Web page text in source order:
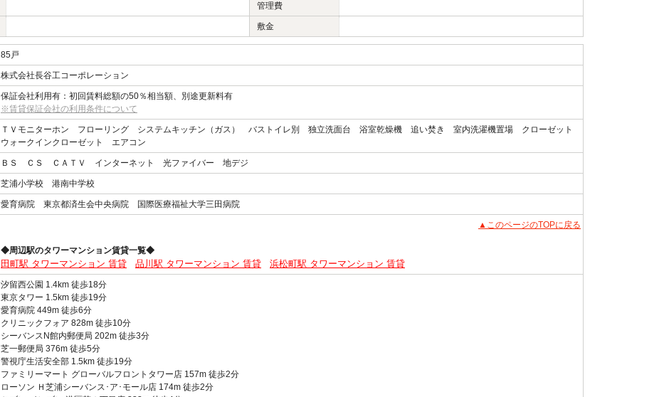
管理費
敷金
85戸
株式会社長谷工コーポレーション
保証会社利用有：初回賃料総額の50％相当額、別途更新料有
※賃貸保証会社の利用条件について
ＴＶモニターホン フローリング システムキッチン（ガス） バストイレ別 独立洗面台 浴室乾燥機 追い焚き 室内洗濯機置場 クローゼット
ウォークインクローゼット エアコン
ＢＳ ＣＳ ＣＡＴＶ インターネット 光ファイバー 地デジ
芝浦小学校 港南中学校
愛育病院 東京都済生会中央病院 国際医療福祉大学三田病院
▲このページのTOPに戻る
◆周辺駅のタワーマンション賃貸一覧◆
田町駅 タワーマンション 賃貸 品川駅 タワーマンション 賃貸 浜松町駅 タワーマンション 賃貸
汐留西公園 1.4km 徒歩18分
東京タワー 1.5km 徒歩19分
愛育病院 449m 徒歩6分
クリニックフォア 828m 徒歩10分
シーバンスN館内郵便局 202m 徒歩3分
芝一郵便局 376m 徒歩5分
警視庁生活安全部 1.5km 徒歩19分
ファミリーマート グローバルフロントタワー店 157m 徒歩2分
ローソン Ｈ芝浦シーバンス･ア･モール店 174m 徒歩2分